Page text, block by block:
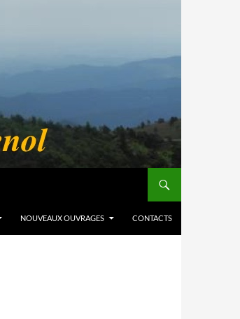
NOUVEAUX OUVRAGES CONTACTS